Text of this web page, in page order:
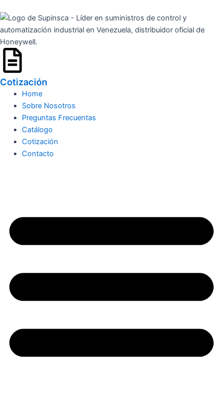
al
contenido
Cotización
Home
Sobre Nosotros
Preguntas Frecuentas
Catálogo
Cotización
Contacto